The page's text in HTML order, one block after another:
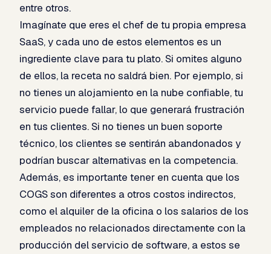
entre otros.
Imagínate que eres el chef de tu propia empresa
SaaS, y cada uno de estos elementos es un
ingrediente clave para tu plato. Si omites alguno
de ellos, la receta no saldrá bien. Por ejemplo, si
no tienes un alojamiento en la nube confiable, tu
servicio puede fallar, lo que generará frustración
en tus clientes. Si no tienes un buen soporte
técnico, los clientes se sentirán abandonados y
podrían buscar alternativas en la competencia.
Además, es importante tener en cuenta que los
COGS son diferentes a otros costos indirectos,
como el alquiler de la oficina o los salarios de los
empleados no relacionados directamente con la
producción del servicio de software, a estos se